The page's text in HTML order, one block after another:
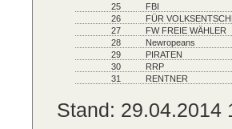
25
FBI
26
FÜR
27
FW FREIE WÄHLER
28
Newropeans
29
PIRATEN
30
RRP
31
RENTNER
Stand: 29.04.2014